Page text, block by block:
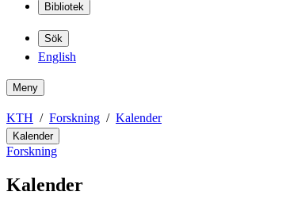
Bibliotek
Sök
English
Meny
KTH Forskning Kalender
Kalender
Forskning
Kalender